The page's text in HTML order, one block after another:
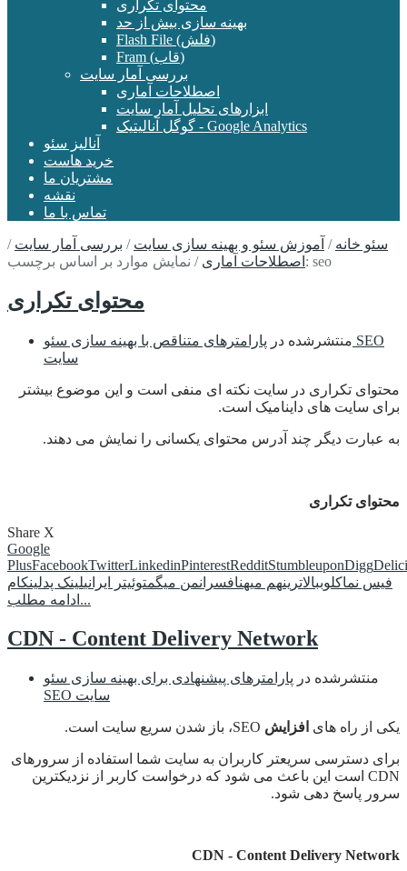
محتوای تکراری
بهینه سازی بیش از حد
Flash File (فلش)
Fram (قاب)
بررسی آمار سایت
اصطلاحات آماری
ابزارهای تحلیل آمار سایت
گوگل آنالیتیک - Google Analytics
آنالیز سئو
خرید هاست
مشتریان ما
نقشه
تماس با ما
سئو خانه / آموزش سئو و بهینه سازی سایت / بررسی آمار سایت /
اصطلاحات آماری / نمایش موارد بر اساس برچسب: seo
محتوای تکراری
منتشرشده در پارامترهای متناقص با بهینه سازی سئو SEO
سایت
محتوای تکراری در سایت نکته ای منفی است و این موضوع بیشتر
برای سایت های داینامیک است.
به عبارت دیگر چند آدرس محتوای یکسانی را نمایش می دهند.
محتوای تکراری
Share X
Google
PlusFacebookTwitterLinkedinPinterestRedditStumbleuponDigg
فیس نماکلوببالاترینهم میهنافسرانمن میگمتوئیتر ایرانیلینک پدلینکام
ادامه مطلب...
CDN - Content Delivery Network
منتشرشده در پارامترهای پیشنهادی برای بهینه سازی سئو
SEO سایت
یکی از راه های افزایش
برای دسترسی سریعتر کاربران به سایت شما استفاده از سرورهای
CDN است این باعث می شود که درخواست کاربر از نزدیکترین
سرور پاسخ دهی شود.
CDN - Content Delivery Network